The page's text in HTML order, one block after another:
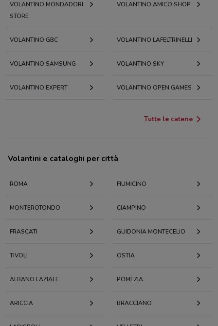
VOLANTINO MONDADORI
STORE
VOLANTINO AMICO SHOP
VOLANTINO GBC VOLANTINO LAFELTRINELLI
VOLANTINO SAMSUNG VOLANTINO SKY
VOLANTINO EXPERT VOLANTINO OPEN GAMES
Tutte le catene
Volantini e cataloghi per città
ROMA FIUMICINO
MONTEROTONDO CIAMPINO
FRASCATI GUIDONIA MONTECELIO
TIVOLI OSTIA
ALBANO LAZIALE POMEZIA
ARICCIA BRACCIANO